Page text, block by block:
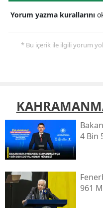
Yorum yazma kurallarını
* Bu içerik ile ilgili yorum
4 Bin
961